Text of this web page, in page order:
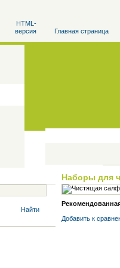
HTML-
версия
Главная страница
Найти
Наборы для
Добавить к